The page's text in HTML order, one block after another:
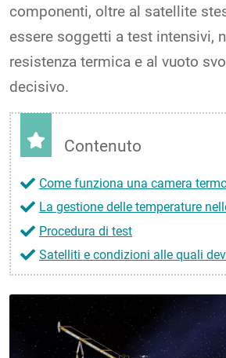
componenti, oltre al satellite
essere soggetti a test intensivi,
resistenza termica e al vuoto
decisivo.
Contenuto
Come funziona una camera
La gestione delle temperature
Procedura di test
Satelliti e condizioni alle quali